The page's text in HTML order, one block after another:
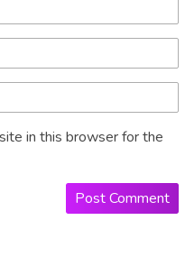
in this browser for the